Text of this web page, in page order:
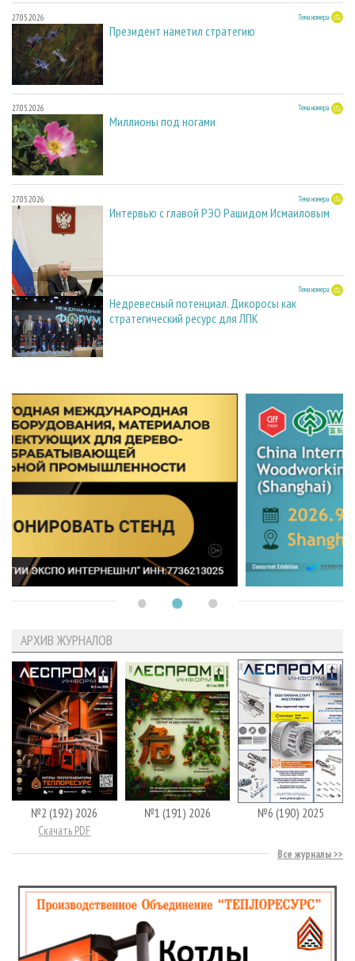
27.05.2026 Тема номера
Президент наметил стратегию
27.05.2026 Тема номера
Миллионы под ногами
27.05.2026 Тема номера
Интервью с главой РЭО Рашидом Исмаиловым
27.05.2026 Тема номера
Недревесный потенциал. Дикоросы как
стратегический ресурс для ЛПК
АРХИВ ЖУРНАЛОВ
№2 (192) 2026
Скачать PDF
№1 (191) 2026 №6 (190) 2025
Все журналы